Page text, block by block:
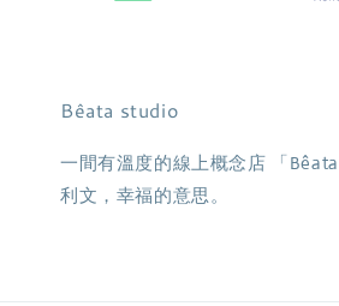
Bêata studio
一間有溫度的線上概念店 「
利文，幸福的意思。